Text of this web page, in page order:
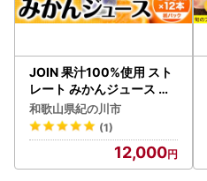
JOIN 果汁100%使用 スト
レート みかんジュース 熟
選工房 330ml×12本
和歌山県紀の川市
(1)
12,000